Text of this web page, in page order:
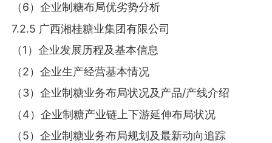
（6）企业制糖布局优劣势分析
7.2.5 广西湘桂糖业集团有限公司
（1）企业发展历程及基本信息
（2）企业生产经营基本情况
（3）企业制糖业务布局状况及产品/产线介绍
（4）企业制糖产业链上下游延伸布局状况
（5）企业制糖业务布局规划及最新动向追踪